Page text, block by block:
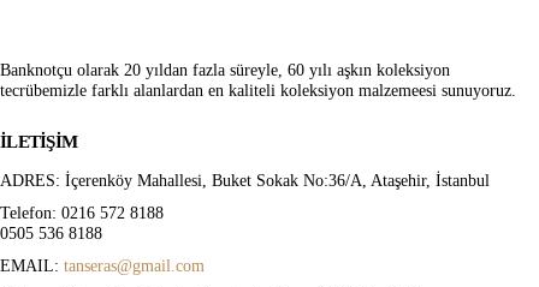
Banknotçu olarak 20 yıldan fazla süreyle, 60 yılı aşkın koleksiyon
tecrübemizle farklı alanlardan en kaliteli koleksiyon malzemeesi sunuyoruz.
İLETIŞIM
ADRES: İçerenköy Mahallesi, Buket Sokak No:36/A, Ataşehir, İstanbul
Telefon: 0216 572 8188
0505 536 8188
EMAIL: tanseras@gmail.com